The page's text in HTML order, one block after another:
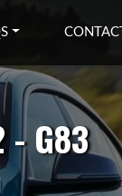
CONTACT
- G83